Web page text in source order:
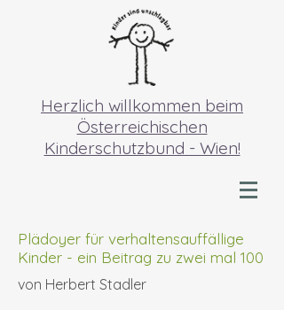
Herzlich willkommen beim
Österreichischen
Kinderschutzbund - Wien!
Plädoyer für verhaltensauffällige
Kinder - ein Beitrag zu zwei mal 100
von Herbert Stadler